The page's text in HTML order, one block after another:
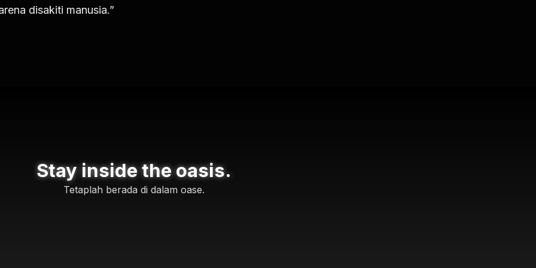
disakiti manusia.”
Stay inside the oasis.
Tetaplah berada di dalam oase.